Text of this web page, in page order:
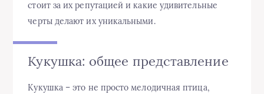
стоит за их репутацией и какие удивительные
черты делают их уникальными.
Кукушка: общее представление
Кукушка – это не просто мелодичная птица,